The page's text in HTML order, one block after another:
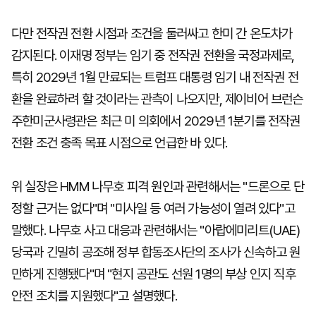
다만 전작권 전환 시점과 조건을 둘러싸고 한미 간 온도차가
감지된다. 이재명 정부는 임기 중 전작권 전환을 국정과제로,
특히 2029년 1월 만료되는 트럼프 대통령 임기 내 전작권 전
환을 완료하려 할 것이라는 관측이 나오지만, 제이비어 브런슨
주한미군사령관은 최근 미 의회에서 2029년 1분기를 전작권
전환 조건 충족 목표 시점으로 언급한 바 있다.
위 실장은 HMM 나무호 피격 원인과 관련해서는 "드론으로 단
정할 근거는 없다"며 "미사일 등 여러 가능성이 열려 있다"고
말했다. 나무호 사고 대응과 관련해서는 "아랍에미리트(UAE)
당국과 긴밀히 공조해 정부 합동조사단의 조사가 신속하고 원
만하게 진행됐다"며 "현지 공관도 선원 1명의 부상 인지 직후
안전 조치를 지원했다"고 설명했다.